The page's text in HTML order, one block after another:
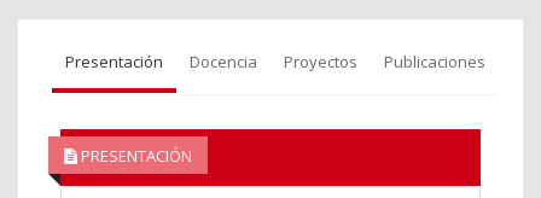
Presentación Docencia Proyectos Publicaciones
PRESENTACIÓN